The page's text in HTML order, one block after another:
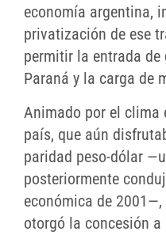
economía argentina,
privatización de ese
permitir la entrada
Paraná y la carga de
Animado por el clima
país, que aún
paridad peso-dólar
posteriormente
económica de
otorgó la concesión